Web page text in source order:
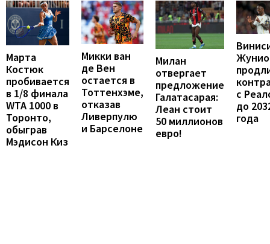
Марта
Костюк
пробивается
в 1/8 финала
WTA 1000 в
Торонто,
обыграв
Мэдисон Киз
Микки ван
де Вен
остается в
Тоттенхэме,
отказав
Ливерпулю
и Барселоне
Милан
отвергает
предложение
Галатасарая:
Леан стоит
50 миллионов
евро!
с
до
года